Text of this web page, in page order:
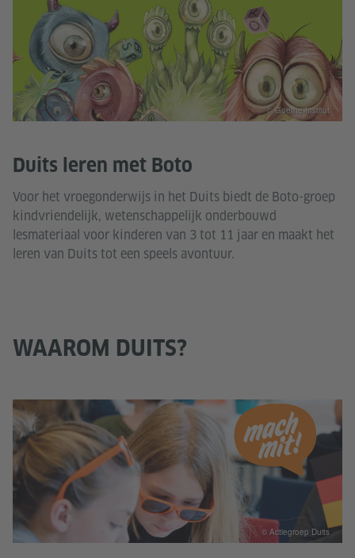
Duits leren met Boto
Voor het vroegonderwijs in het Duits biedt de Boto-groep
kindvriendelijk, wetenschappelijk onderbouwd
lesmateriaal voor kinderen van 3 tot 11 jaar en maakt het
leren van Duits tot een speels avontuur.
© Goethe-Institut
WAAROM DUITS?
© Actiegroep Duits